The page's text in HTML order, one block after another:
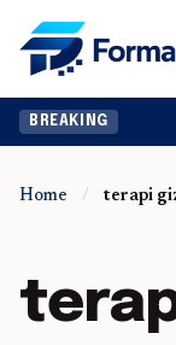
BREAKING
Home / terapi